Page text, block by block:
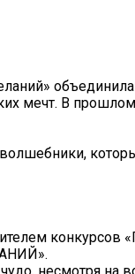
мечт. В
конкурсов